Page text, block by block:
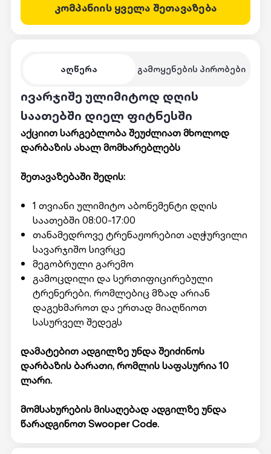
აღწერა გამოყენების პირობები
ივარჯიშე ულიმიტოდ დღის
საათებში დიელ ფიტნესში
აქციით სარგებლობა შეუძლიათ მხოლოდ
დარბაზის ახალ მომხარებლებს
შეთავაზებაში შედის:
1 თვიანი ულიმიტო აბონემენტი დღის
საათებში 08:00-17:00
თანამედროვე ტრენაჟორებით აღჭურვილი
სავარჯიშო სივრცე
მეგობრული გარემო
გამოცდილი და სერთიფიცირებული
ტრენერები, რომლებიც მზად არიან
დაგეხმაროთ და ერთად მიაღწიოთ
სასურველ შედეგს
დამატებით ადგილზე უნდა შეიძინოს
დარბაზის ბარათი, რომლის საფასურია 10
ლარი.
მომსახურების მისაღებად ადგილზე უნდა
წარადგინოთ Swooper Code.
კომპანიის ყველა შეთავაზება